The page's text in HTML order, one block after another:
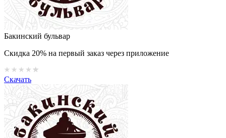
Бакинский бульвар
Скидка 20% на первый заказ через приложение
Скачать